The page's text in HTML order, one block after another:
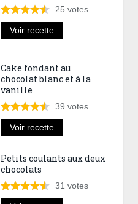
25 votes
Voir recette
Cake fondant au
chocolat blanc et à la
vanille
39 votes
Voir recette
Petits coulants aux deux
chocolats
31 votes